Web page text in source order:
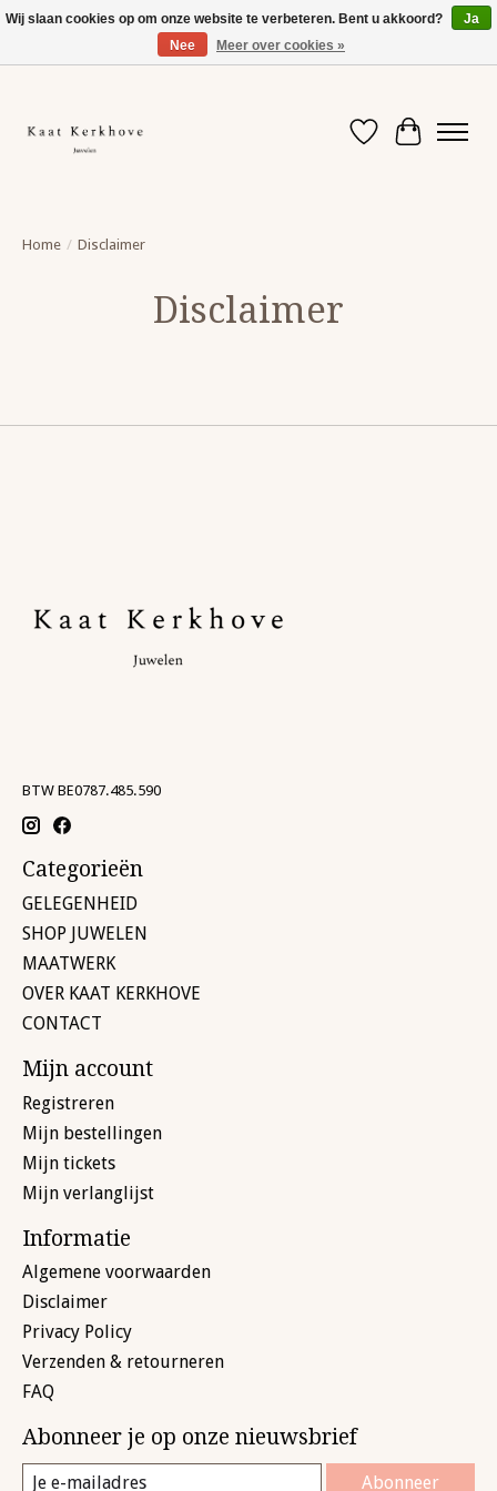
Even ertussenuit. Vanaf 10/8 help ik je terug met plezier verder.
Verlanglijst
Home / Disclaimer
Disclaimer
BTW BE0787.485.590
Categorieën
GELEGENHEID
SHOP JUWELEN
MAATWERK
OVER KAAT KERKHOVE
CONTACT
Mijn account
Registreren
Mijn bestellingen
Mijn tickets
Mijn verlanglijst
Informatie
Algemene voorwaarden
Disclaimer
Privacy Policy
Verzenden & retourneren
FAQ
Abonneer je op onze nieuwsbrief
Abonneer
Wij slaan cookies op om onze website te verbeteren. Bent u akkoord?
Ja
Nee
Meer over cookies »